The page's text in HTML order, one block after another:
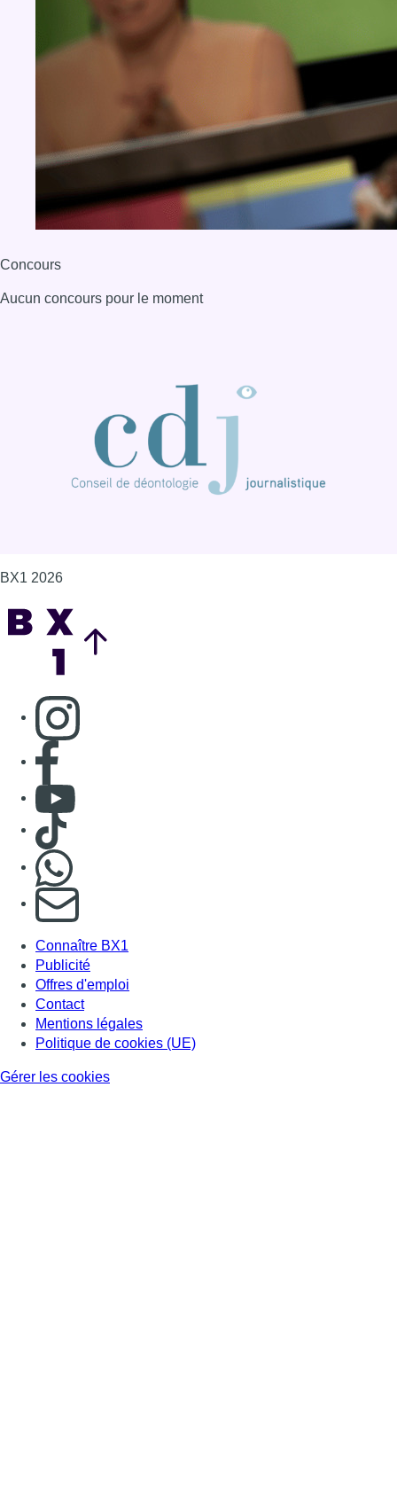
Concours
Aucun concours pour le moment
BX1 2026
Consulter page Instagram
Consulter page Facebook
Consulter Youtube
Consulter TikTok
S'abonner à notre newsletter
Connaître BX1
Publicité
Offres d'emploi
Contact
Mentions légales
Politique de cookies (UE)
Gérer les cookies